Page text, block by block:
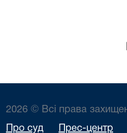
2026 © Всі права
Про суд Прес-центр